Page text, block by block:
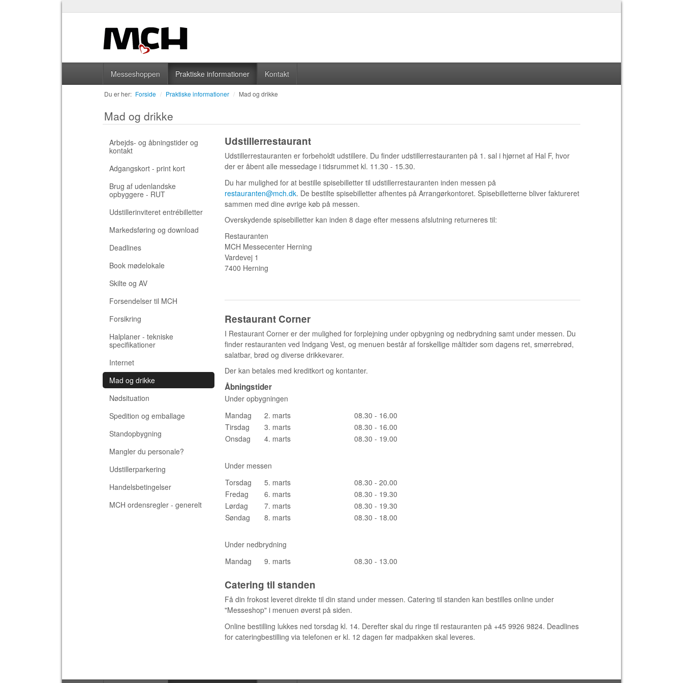
Messeshoppen Praktiske informationer Kontakt
Du er her: Forside / Praktiske informationer / Mad og drikke
Mad og drikke
Arbejds- og åbningstider og
kontakt
Adgangskort - print kort
Brug af udenlandske
opbyggere - RUT
Udstillerinviteret entrébilletter
Markedsføring og download
Deadlines
Book mødelokale
Skilte og AV
Forsendelser til MCH
Forsikring
Halplaner - tekniske
specifikationer
Internet
Mad og drikke
Nødsituation
Spedition og emballage
Standopbygning
Mangler du personale?
Udstillerparkering
Handelsbetingelser
MCH ordensregler - generelt
Udstillerrestaurant
Udstillerrestauranten er forbeholdt udstillere. Du finder udstillerrestauranten på 1. sal i hjørnet af Hal F, hvor
der er åbent alle messedage i tidsrummet kl. 11.30 - 15.30.
Du har mulighed for at bestille spisebilletter til udstillerrestauranten inden messen på
restauranten@mch.dk. De bestilte spisebilletter afhentes på Arrangørkontoret. Spisebilletterne bliver faktureret
sammen med dine øvrige køb på messen.
Overskydende spisebilletter kan inden 8 dage efter messens afslutning returneres til:
Restauranten
MCH Messecenter Herning
Vardevej 1
7400 Herning
Restaurant Corner
I Restaurant Corner er der mulighed for forplejning under opbygning og nedbrydning samt under messen. Du
finder restauranten ved Indgang Vest, og menuen består af forskellige måltider som dagens ret, smørrebrød,
salatbar, brød og diverse drikkevarer.
Der kan betales med kreditkort og kontanter.
Åbningstider
Under opbygningen
Mandag
2. marts
08.30 - 16.00
Tirsdag
3. marts
08.30 - 16.00
Onsdag
4. marts 08.30 - 19.00
Under messen
Torsdag
5. marts
08.30 - 20.00
Fredag
6. marts
08.30 - 19.30
Lørdag
7. marts
08.30 - 19.30
Søndag
8. marts 08.30 - 18.00
Under nedbrydning
Mandag
9. marts 08.30 - 13.00
Catering til standen
Få din frokost leveret direkte til din stand under messen. Catering til standen kan bestilles online under
"Messeshop" i menuen øverst på siden.
Online bestilling lukkes ned torsdag kl. 14. Derefter skal du ringe til restauranten på +45 9926 9824. Deadlines
for cateringbestilling via telefonen er kl. 12 dagen før madpakken skal leveres.